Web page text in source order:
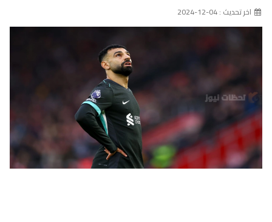
اخر تحديث : 04-12-2024